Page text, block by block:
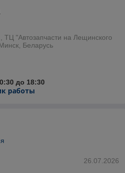
ТЦ "Автозапчасти на Лещинcкого
Беларусь
до 18:30
работы
26.07.2026